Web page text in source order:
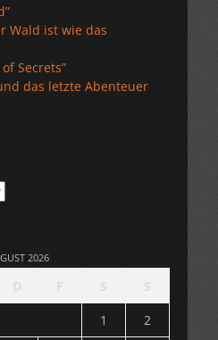
Wald ist wie das
Secrets”
das letzte Abenteuer
2026
1
2